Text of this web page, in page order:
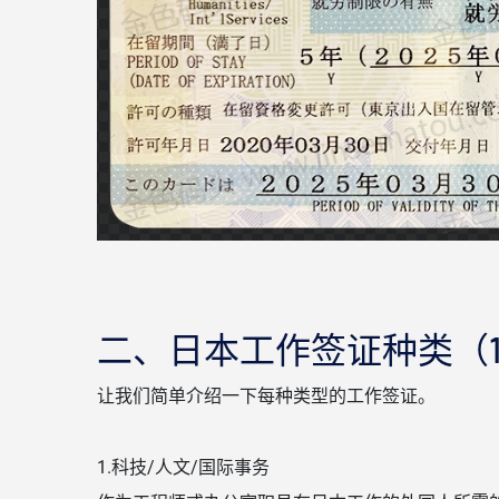
二、日本工作签证种类（
让我们简单介绍一下每种类型的工作签证。
1.科技/人文/国际事务